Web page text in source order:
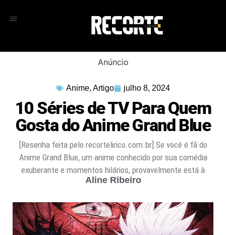
Anúncio
Anime, Artigo julho 8, 2024
10 Séries de TV Para Quem
Gosta do Anime Grand Blue
[Resenha feita pelo recortelirico.com.br] Se você é fã do
Anime Grand Blue, um anime conhecido por sua comédia
exuberante e momentos hilários, provavelmente está à
Aline Ribeiro